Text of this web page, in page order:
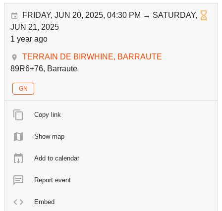
FRIDAY, JUN 20, 2025, 04:30 PM → SATURDAY,
JUN 21, 2025
1 year ago
TERRAIN DE BIRWHINE, BARRAUTE
89R6+76, Barraute
GN
Copy link
Show map
Add to calendar
Report event
Embed